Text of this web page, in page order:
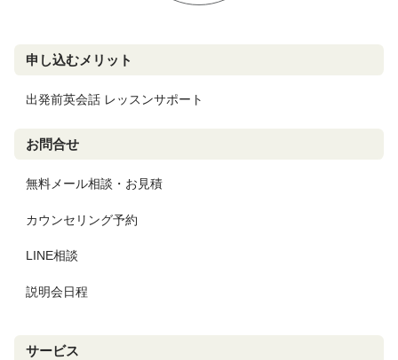
申し込むメリット
出発前英会話 レッスンサポート
お問合せ
無料メール相談・お見積
カウンセリング予約
LINE相談
説明会日程
サービス